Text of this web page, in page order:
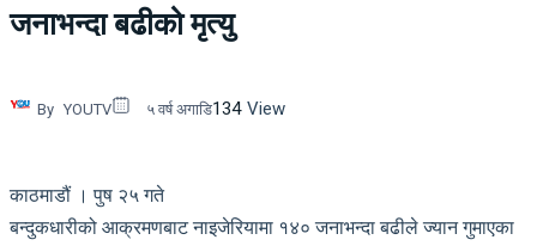
जनाभन्दा बढीको मृत्यु
By YOUTV ५ वर्ष अगाडि134 View
काठमाडौं । पुष २५ गते
बन्दुकधारीको आक्रमणबाट नाइजेरियामा १४० जनाभन्दा बढीले ज्यान गुमाएका